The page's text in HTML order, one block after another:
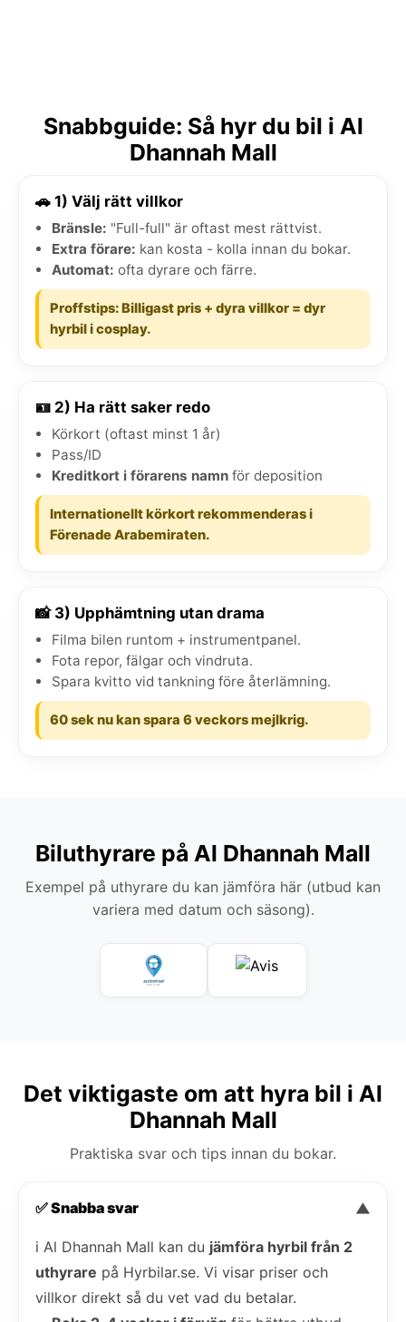
Snabbguide: Så hyr du bil i Al
Dhannah Mall
🚗 1) Välj rätt villkor
Bränsle: "Full-full" är oftast mest rättvist.
Extra förare: kan kosta - kolla innan du bokar.
Automat: ofta dyrare och färre.
Proffstips: Billigast pris + dyra villkor = dyr
hyrbil i cosplay.
🪪 2) Ha rätt saker redo
Körkort (oftast minst 1 år)
Pass/ID
Kreditkort i förarens namn för deposition
Internationellt körkort rekommenderas i
Förenade Arabemiraten.
📸 3) Upphämtning utan drama
Filma bilen runtom + instrumentpanel.
Fota repor, fälgar och vindruta.
Spara kvitto vid tankning före återlämning.
60 sek nu kan spara 6 veckors mejlkrig.
Biluthyrare på Al Dhannah Mall
Exempel på uthyrare du kan jämföra här (utbud kan
variera med datum och säsong).
Det viktigaste om att hyra bil i Al
Dhannah Mall
Praktiska svar och tips innan du bokar.
✅ Snabba svar ▼
i Al Dhannah Mall kan du jämföra hyrbil från 2
uthyrare på Hyrbilar.se. Vi visar priser och
villkor direkt så du vet vad du betalar.